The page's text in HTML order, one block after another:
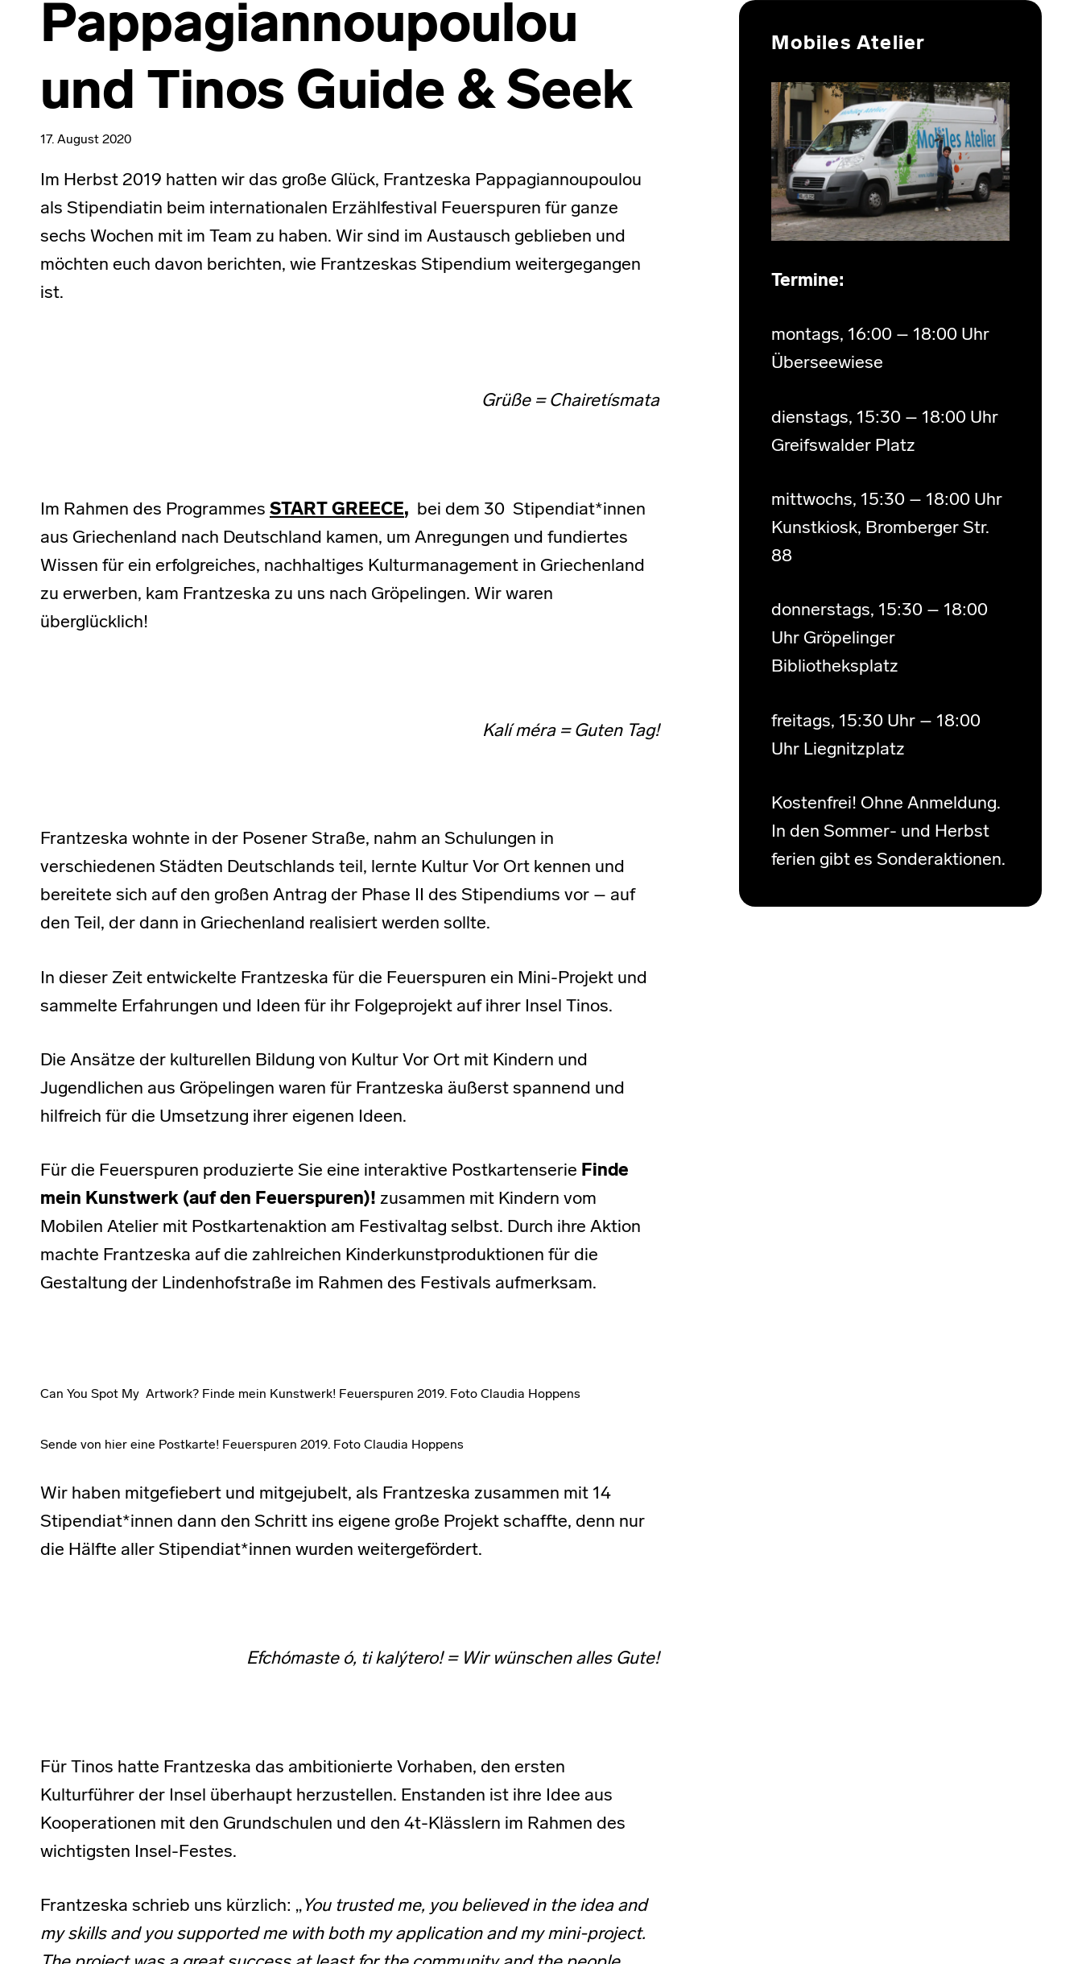
Pappagiannoupoulou
und Tinos Guide & Seek
17. August 2020
Im Herbst 2019 hatten wir das große Glück, Frantzeska Pappagiannoupoulou
als Stipendiatin beim internationalen Erzählfestival Feuerspuren für ganze
sechs Wochen mit im Team zu haben. Wir sind im Austausch geblieben und
möchten euch davon berichten, wie Frantzeskas Stipendium weitergegangen
ist.
Grüße = Chairetísmata
Im Rahmen des Programmes START GREECE, bei dem 30 Stipendiat*innen
aus Griechenland nach Deutschland kamen, um Anregungen und fundiertes
Wissen für ein erfolgreiches, nachhaltiges Kulturmanagement in Griechenland
zu erwerben, kam Frantzeska zu uns nach Gröpelingen. Wir waren
überglücklich!
Kalí méra = Guten Tag!
Frantzeska wohnte in der Posener Straße, nahm an Schulungen in
verschiedenen Städten Deutschlands teil, lernte Kultur Vor Ort kennen und
bereitete sich auf den großen Antrag der Phase II des Stipendiums vor – auf
den Teil, der dann in Griechenland realisiert werden sollte.
In dieser Zeit entwickelte Frantzeska für die Feuerspuren ein Mini-Projekt und
sammelte Erfahrungen und Ideen für ihr Folgeprojekt auf ihrer Insel Tinos.
Die Ansätze der kulturellen Bildung von Kultur Vor Ort mit Kindern und
Jugendlichen aus Gröpelingen waren für Frantzeska äußerst spannend und
hilfreich für die Umsetzung ihrer eigenen Ideen.
Für die Feuerspuren produzierte Sie eine interaktive Postkartenserie Finde
mein Kunstwerk (auf den Feuerspuren)! zusammen mit Kindern vom
Mobilen Atelier mit Postkartenaktion am Festivaltag selbst. Durch ihre Aktion
machte Frantzeska auf die zahlreichen Kinderkunstproduktionen für die
Gestaltung der Lindenhofstraße im Rahmen des Festivals aufmerksam.
Can You Spot My Artwork? Finde mein Kunstwerk! Feuerspuren 2019. Foto Claudia Hoppens
Sende von hier eine Postkarte! Feuerspuren 2019. Foto Claudia Hoppens
Wir haben mitgefiebert und mitgejubelt, als Frantzeska zusammen mit 14
Stipendiat*innen dann den Schritt ins eigene große Projekt schaffte, denn nur
die Hälfte aller Stipendiat*innen wurden weitergefördert.
Efchómaste ó, ti kalýtero! = Wir wünschen alles Gute!
Für Tinos hatte Frantzeska das ambitionierte Vorhaben, den ersten
Kulturführer der Insel überhaupt herzustellen. Enstanden ist ihre Idee aus
Kooperationen mit den Grundschulen und den 4t-Klässlern im Rahmen des
wichtigsten Insel-Festes.
Frantzeska schrieb uns kürzlich: „ You trusted me, you believed in the idea and
my skills and you supported me with both my application and my mini-project.
Mobiles Atelier
Termine:
montags, 16:00 – 18:00 Uhr
Überseewiese
dienstags, 15:30 – 18:00 Uhr
Greifswalder Platz
mittwochs, 15:30 – 18:00 Uhr
Kunstkiosk, Bromberger Str.
88
donnerstags, 15:30 – 18:00
Uhr Gröpelinger
Bibliotheksplatz
freitags, 15:30 Uhr – 18:00
Uhr Liegnitzplatz
Kostenfrei! Ohne Anmeldung.
In den Sommer- und Herbst
ferien gibt es Sonderaktionen.